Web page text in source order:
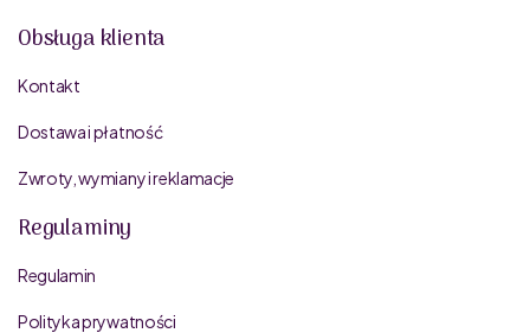
Obsługa klienta
Kontakt
Dostawa i płatność
Zwroty, wymiany i reklamacje
Regulaminy
Regulamin
Polityka prywatności